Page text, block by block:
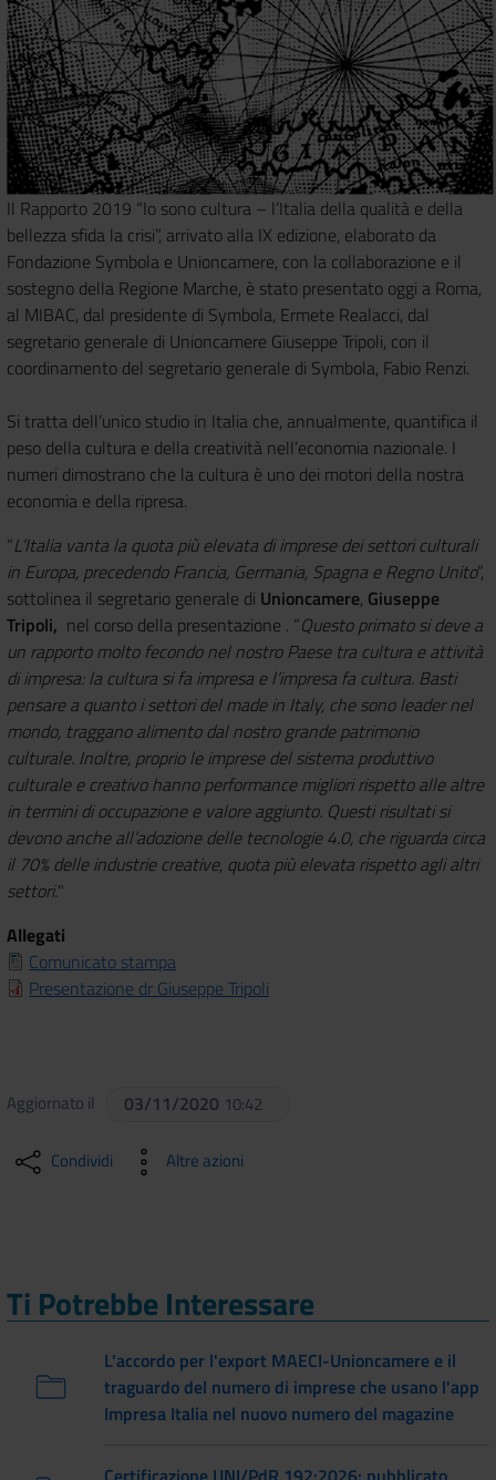
Il Rapporto 2019 “Io sono cultura – l’Italia della qualità e della
bellezza sfida la crisi”, arrivato alla IX edizione, elaborato da
Fondazione Symbola e Unioncamere, con la collaborazione e il
sostegno della Regione Marche, è stato presentato oggi a Roma,
al MIBAC, dal presidente di Symbola, Ermete Realacci, dal
segretario generale di Unioncamere Giuseppe Tripoli, con il
coordinamento del segretario generale di Symbola, Fabio Renzi.
Si tratta dell’unico studio in Italia che, annualmente, quantifica il
peso della cultura e della creatività nell’economia nazionale. I
numeri dimostrano che la cultura è uno dei motori della nostra
economia e della ripresa.
“L’Italia vanta la quota più elevata di imprese dei settori culturali
in Europa, precedendo Francia, Germania, Spagna e Regno Unito”,
sottolinea il segretario generale di Unioncamere, Giuseppe
Tripoli, nel corso della presentazione . “Questo primato si deve a
un rapporto molto fecondo nel nostro Paese tra cultura e attività
di impresa: la cultura si fa impresa e l’impresa fa cultura. Basti
pensare a quanto i settori del made in Italy, che sono leader nel
mondo, traggano alimento dal nostro grande patrimonio
culturale. Inoltre, proprio le imprese del sistema produttivo
culturale e creativo hanno performance migliori rispetto alle altre
in termini di occupazione e valore aggiunto. Questi risultati si
devono anche all’adozione delle tecnologie 4.0, che riguarda circa
il 70% delle industrie creative, quota più elevata rispetto agli altri
settori."
Allegati
Comunicato stampa
Presentazione dr Giuseppe Tripoli
Aggiornato il 03/11/2020 10:42
Condividi Altre azioni
Ti Potrebbe Interessare
L'accordo per l'export MAECI-Unioncamere e il
traguardo del numero di imprese che usano l'app
Impresa Italia nel nuovo numero del magazine